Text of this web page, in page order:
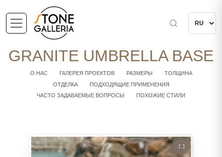
GRANITE UMBRELLA BASE
О НАС ГАЛЕРЕЯ ПРОЕКТОВ РАЗМЕРЫ
ТОЛЩИНА
ОТДЕЛКА
ПОДХОДЯЩИЕ ПРИМЕНЕНИЯ
ЧАСТО ЗАДАВАЕМЫЕ ВОПРОСЫ
ПОХОЖИЕ СТИЛИ